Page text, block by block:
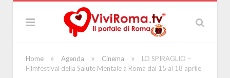
Home » Agenda » Cinema »
LO SPIRAGLIO –
Filmfestival della Salute Mentale a Roma dal 15 al 18 aprile